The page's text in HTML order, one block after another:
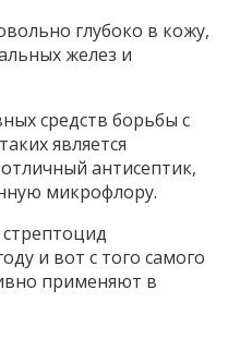
глубоко в кожу,
желез и
средств борьбы с
является
антисептик,
микрофлору.
и вот с того самого
применяют в